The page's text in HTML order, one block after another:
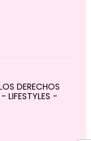
DERECHOS
LIFESTYLES -